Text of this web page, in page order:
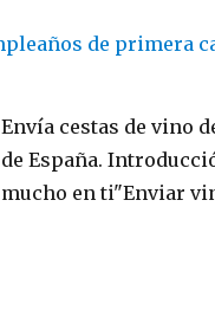
Envía cestas de vino
de España.
mucho en ti"Enviar